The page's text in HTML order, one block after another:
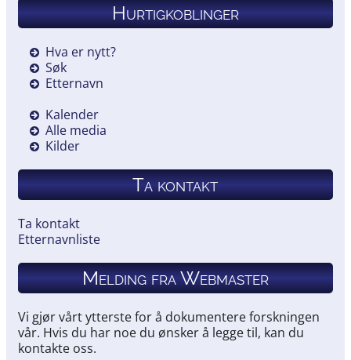
Hurtigkoblinger
Hva er nytt?
Søk
Etternavn
Kalender
Alle media
Kilder
Ta kontakt
Ta kontakt
Etternavnliste
Melding fra Webmaster
Vi gjør vårt ytterste for å dokumentere forskningen
vår. Hvis du har noe du ønsker å legge til, kan du
kontakte oss.